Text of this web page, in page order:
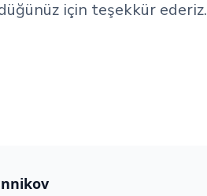
için teşekkür ederiz.